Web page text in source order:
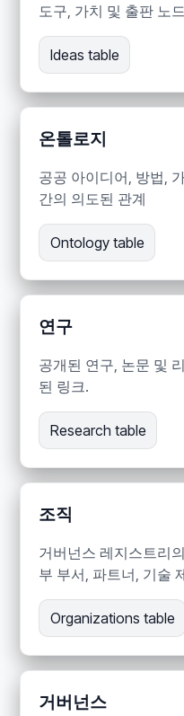
도구, 가치 및 출판 노
Ideas table
온톨로지
공공 아이디어, 방법,
간의 의도된 관계
Ontology table
연구
공개된 연구, 논문 및
된 링크.
Research table
조직
거버넌스 레지스트리
부 부서, 파트너, 기술
Organizations table
거버넌스